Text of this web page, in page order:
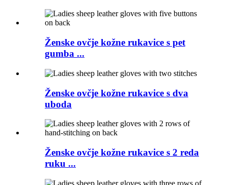
Ženske ovčje kožne rukavice s pet
gumba ...
Ženske ovčje kožne rukavice s dva
uboda
Ženske ovčje kožne rukavice s 2 reda
ruku ...